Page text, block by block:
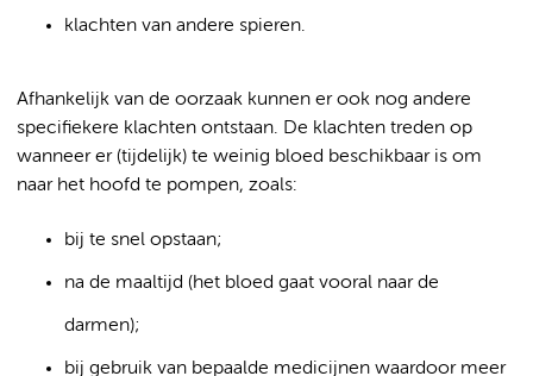
klachten van andere spieren.
Afhankelijk van de oorzaak kunnen er ook nog andere
specifiekere klachten ontstaan. De klachten treden op
wanneer er (tijdelijk) te weinig bloed beschikbaar is om
naar het hoofd te pompen, zoals:
bij te snel opstaan;
na de maaltijd (het bloed gaat vooral naar de
darmen);
bij gebruik van bepaalde medicijnen waardoor meer